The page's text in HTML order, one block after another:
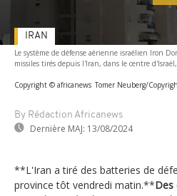
Le système de défense aérienne israélien Iron
missiles tirés depuis l'Iran, dans le centre
Copyright © africanews Tomer Neuberg/
By Rédaction Africanews
Dernière MAJ: 13/08/2024
IRAN
**L'Iran a tiré des batteries de
province tôt vendredi matin.**Des